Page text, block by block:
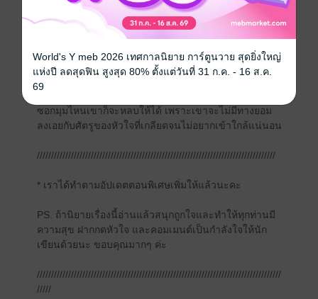
โดยเฉพาะอาถรรพ์ของ Cupid Writer ที่เคยวาดหวังไว้ว่า
อยากให้สมดังใจ ก็กลายเป็นเรื่องชวนหวาดที่ไม่อยากให้
เกิดขึ้นจริงสักนิด เมื่อไม่รู้ว่าศรรักของคิวปิดที่โคตรจะ
ศักดิ์สิทธิ์และยิงแม่นแบบสุดๆ จะถูกยิงเข้ามาปักกลางอก
ให้เขาได้ลงเอยกับพระเอกของเรื่องตอนไหน
ซอกมุมไหนเขาก็จะหลบให้ได้ เพราะเขาจะไม่มีทางยอม
ลงเอยกับศัตรูของหัวใจที่เกลียดจนไม่อยากเข้าใกล้แน่นอน
////////////////////////////////////////////////////////////////////////////////////
* เราได้ทำตามอัปเดตตอนพิเศษเพิ่มให้แล้วนะคะ
PS. ถ้านิยายเรื่องนี้อ่านแล้วสนุกถูกใจและทำให้ทุกท่านมี
ความสุข ฝากกดหัวใจ และคอมเมนต์เป็นกำลังใจให้นัก
เขียนด้วยนะ ขอบคุณมากๆ ค่ะ
//////////////////////////////////////////////////////////////////////////////////////
/////
World's Y meb 2026 เทศกาลนิยาย การ์ตูนวาย สุดยิ่งใหญ่
แห่งปี ลดสุดฟิน สูงสุด 80% ตั้งแต่วันที่ 31 ก.ค. - 16 ส.ค.
69